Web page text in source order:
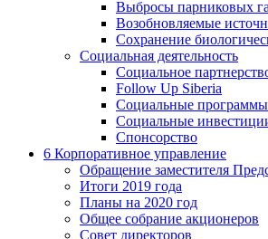
Выбросы парниковых
Возобновляемые
Сохранение
Социальная деятельность
Социальное
Follow Up Siberia
Социальные программы
Социальные
Спонсорство
6 Корпоративное управление
Обращение заместителя
Итоги 2019 года
Планы на 2020 год
Общее собрание акционеров
Совет директоров